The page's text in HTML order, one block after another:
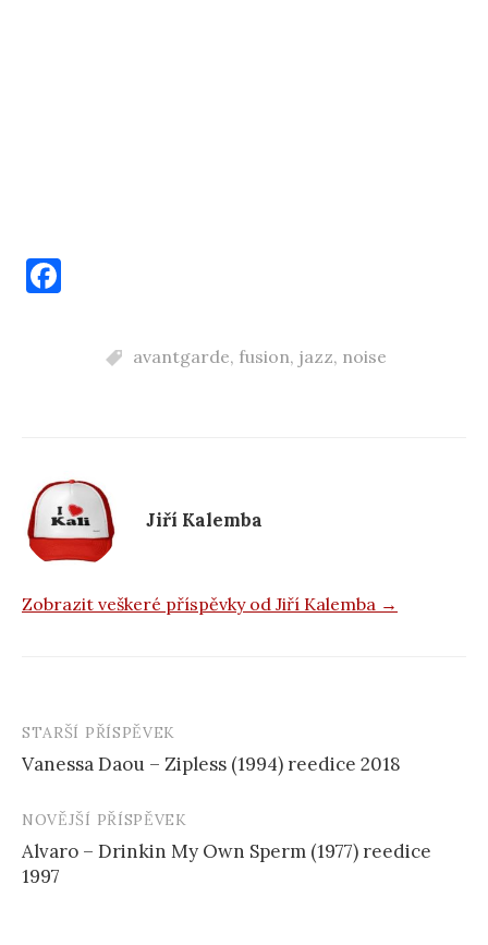
o
k
avantgarde, fusion, jazz, noise
Jiří Kalemba
Zobrazit veškeré příspěvky od Jiří Kalemba →
Navigace
příspěvku
STARŠÍ PŘÍSPĚVEK
Vanessa Daou – Zipless (1994) reedice 2018
NOVĚJŠÍ PŘÍSPĚVEK
Alvaro – Drinkin My Own Sperm (1977) reedice
1997